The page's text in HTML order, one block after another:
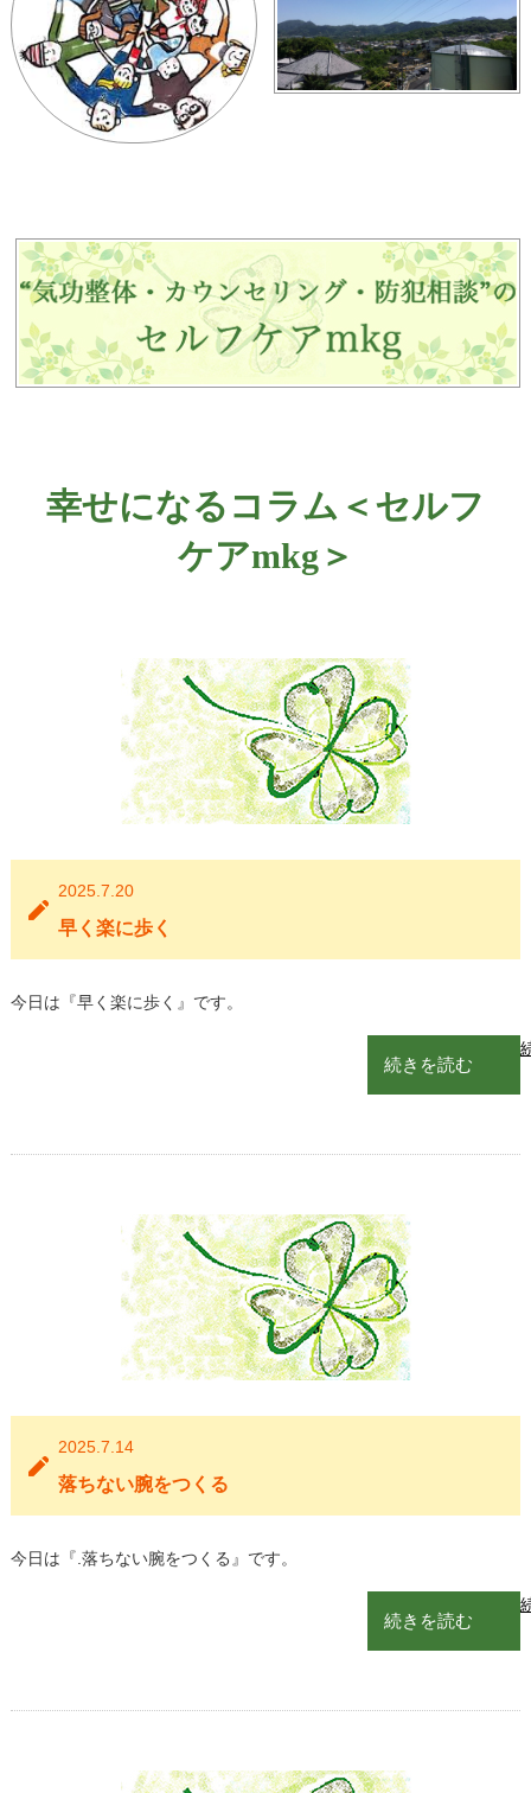
幸せになるコラム＜セルフ
ケアmkg＞
2025.7.20
早く楽に歩く
今日は『早く楽に歩く』です。
2025.7.14
落ちない腕をつくる
今日は『.落ちない腕をつくる』です。